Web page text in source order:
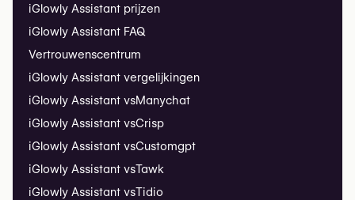
iGlowly Assistant prijzen
iGlowly Assistant FAQ
Vertrouwenscentrum
iGlowly Assistant vergelijkingen
iGlowly Assistant vsManychat
iGlowly Assistant vsCrisp
iGlowly Assistant vsCustomgpt
iGlowly Assistant vsTawk
iGlowly Assistant vsTidio